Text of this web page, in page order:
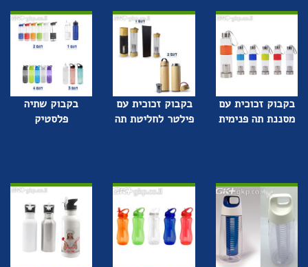
בקבוק זכוכית עם
מסננת תה פנימית
בקבוק זכוכית עם
פילטר לחליטת תה
בקבוק שתיה
פלסטיק